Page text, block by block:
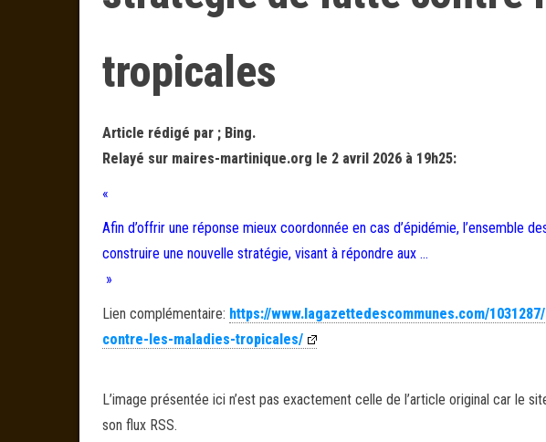
tropicales
Article rédigé par ; Bing.
Relayé sur maires-martinique.org le 2 avril 2026 à 19h25:
«
Afin d’offrir une réponse mieux coordonnée en cas d’épidémie, l’ensemble
construire une nouvelle stratégie, visant à répondre aux …
»
Lien complémentaire: https://www.lagazettedescommunes.com/
contre-les-maladies-tropicales/
L’image présentée ici n’est pas exactement celle de l’article original car le
son flux RSS.